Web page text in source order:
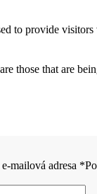
to provide
those that are
mailová adresa *